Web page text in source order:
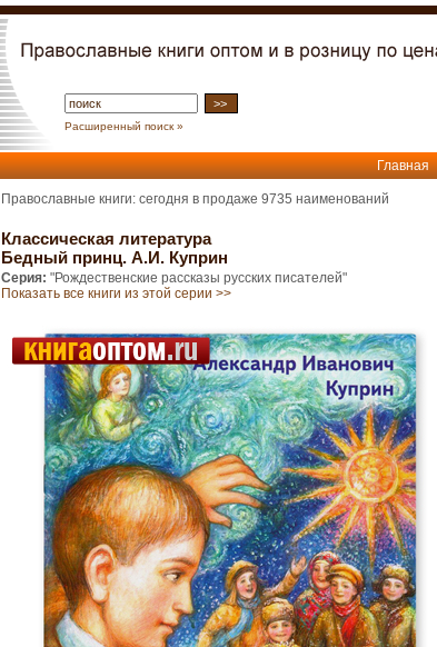
Расширенный поиск »
Главная
Православные книги: сегодня в продаже 9735 наименований
Классическая литература
Бедный принц. А.И. Куприн
Серия: "Рождественские рассказы русских писателей"
Показать все книги из этой серии >>